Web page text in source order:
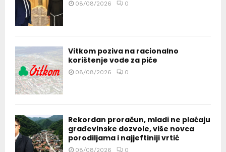
08/08/2026 0
Vitkom poziva na racionalno
korištenje vode za piće
08/08/2026 0
Rekordan proračun, mladi ne plaćaju
građevinske dozvole, više novca
porodiljama i najjeftiniji vrtić
08/08/2026 0